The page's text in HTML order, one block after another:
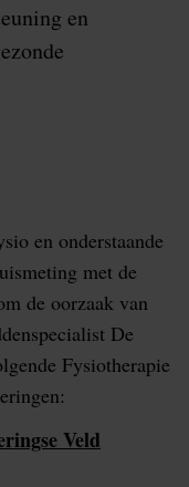
en
en onderstaande
met de
de oorzaak van
De
Fysiotherapie
Veld